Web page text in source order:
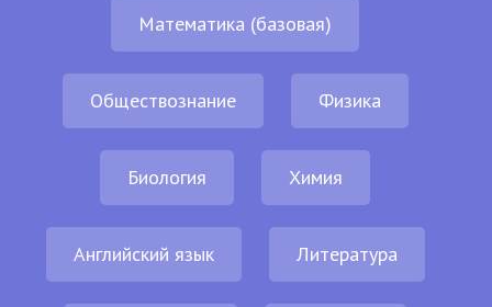
Математика (базовая)
Обществознание Физика
Биология Химия
Английский язык Литература